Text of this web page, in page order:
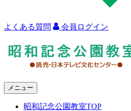
よくある質問 会員ログイン
メニュー
昭和記念公園教室TOP